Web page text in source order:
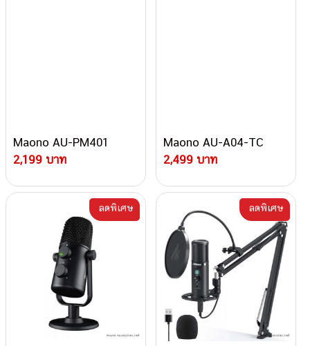
Maono AU-PM401
2,199 บาท
Maono AU-A04-TC
2,499 บาท
ลดพิเศษ ลดพิเศษ